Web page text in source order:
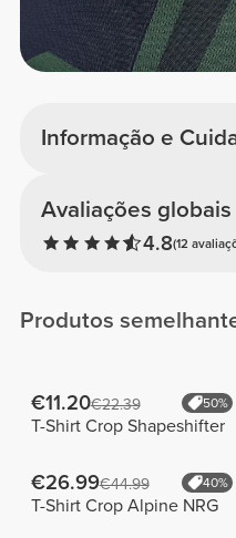
Informação e
Avaliações globais
4.8(12
Produtos
€11.20€22.39 50%
T-Shirt Crop Shapeshifter
€26.99€44.99 40%
T-Shirt Crop Alpine NRG